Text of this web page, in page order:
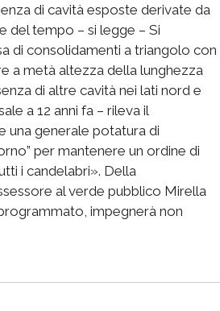
di cavità esposte derivate da
del tempo – si legge – Si
di consolidamenti a triangolo con
a metà altezza della lunghezza
di altre cavità nei lati nord e
a 12 anni fa – rileva il
una generale potatura di
per mantenere un ordine di
i candelabri». Della
al verde pubblico Mirella
impegnerà non